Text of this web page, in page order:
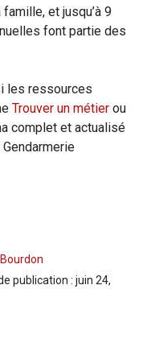
et jusqu’à 9
font partie des
les ressources
Trouver un métier ou
complet et actualisé
publication : juin 24,